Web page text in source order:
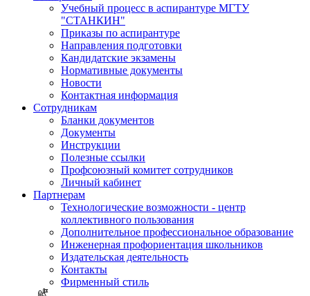
Учебный процесс в аспирантуре МГТУ
"СТАНКИН"
Приказы по аспирантуре
Направления подготовки
Кандидатские экзамены
Нормативные документы
Новости
Контактная информация
Сотрудникам
Бланки документов
Документы
Инструкции
Полезные ссылки
Профсоюзный комитет сотрудников
Личный кабинет
Партнерам
Технологические возможности - центр
коллективного пользования
Дополнительное профессиональное образование
Инженерная профориентация школьников
Издательская деятельность
Контакты
Фирменный стиль